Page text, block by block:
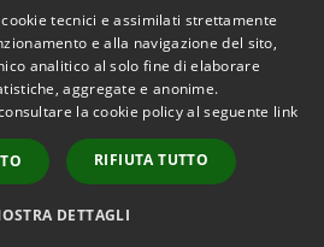
Copyright © 2026 • Comune di
Sinagra • Powered by
Municipium•
Accesso
redazione
tecnici e assimilati strettamente
e alla navigazione del sito,
analitico al solo fine di elaborare
aggregate e anonime.
la cookie policy al seguente link
RIFIUTA TUTTO
DETTAGLI